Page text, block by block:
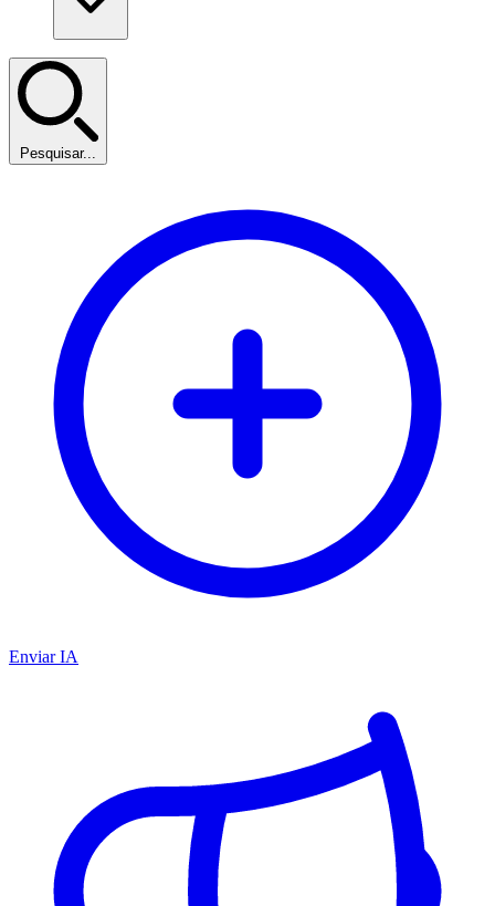
Pesquisar...
Enviar IA